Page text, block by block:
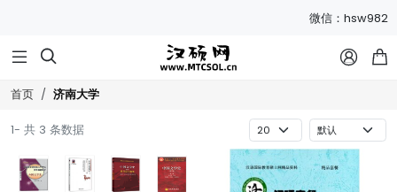
微信：hsw982
  
首页 济南大学
1- 共 3 条数据